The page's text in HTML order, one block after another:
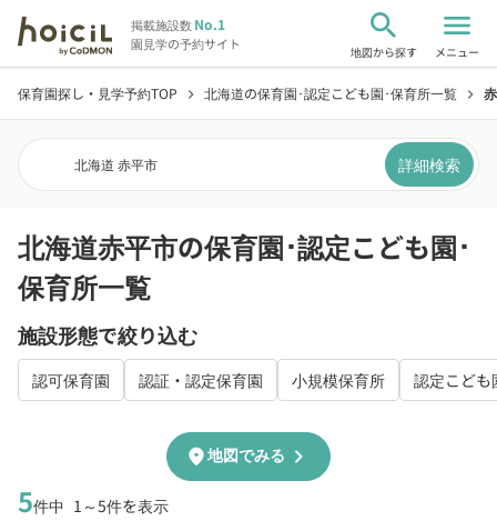
掲載施設数No.1
園見学の予約サイト
search
地図から探す
menu
メニュー
保育園探し・見学予約TOP chevron_right 北海道の保育園･認定こども園･保育所一覧 chevron_right
北海道 赤平市 詳細検索
北海道赤平市の保育園･認定こども園･
保育所一覧
施設形態で絞り込む
認可保育園 認証・認定保育園 小規模保育所 認定こども
5件中 1～5件を表示
location_on地図でみる chevron_right